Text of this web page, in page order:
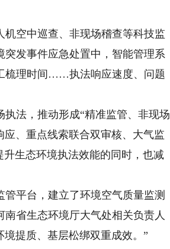
空中巡查、非现场稽查等科技监
发事件应急处置中，智能管理系
梳理时间……执法响应速度、问题
法，推动形成“精准监管、非现场
、重点线索联合双审核、大气监
生态环境执法效能的同时，也减
平台，建立了环境空气质量监测
省生态环境厅大气处相关负责人
提质、基层松绑双重成效。”